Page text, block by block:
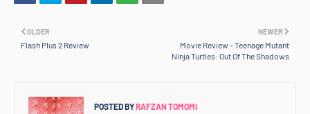
NEWER
Movie Review - Teenage Mutant
Ninja Turtles: Out Of The Shadows
OLDER
Flash Plus 2 Review
POSTED BYRAFZAN TOMOMI